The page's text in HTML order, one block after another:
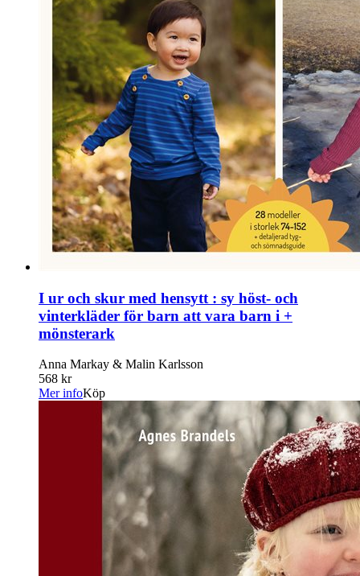
I ur och skur med hensytt : sy höst- och
vinterkläder för barn att vara barn i +
mönsterark
Anna Markay & Malin Karlsson
568 kr
Mer infoKöp